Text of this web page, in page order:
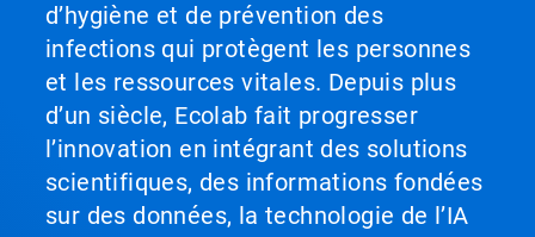
d’hygiène et de prévention des
infections qui protègent les personnes
et les ressources vitales. Depuis plus
d’un siècle, Ecolab fait progresser
l’innovation en intégrant des solutions
scientifiques, des informations fondées
sur des données, la technologie de l’IA